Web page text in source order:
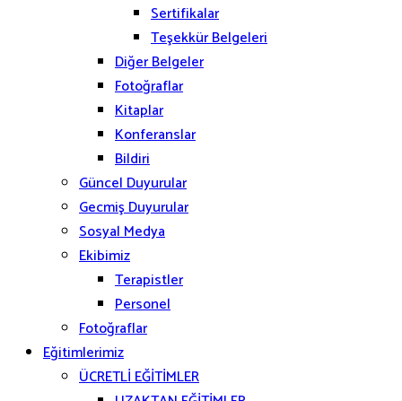
Sertifikalar
Teşekkür Belgeleri
Diğer Belgeler
Fotoğraflar
Kitaplar
Konferanslar
Bildiri
Güncel Duyurular
Gecmiş Duyurular
Sosyal Medya
Ekibimiz
Terapistler
Personel
Fotoğraflar
Eğitimlerimiz
ÜCRETLİ EĞİTİMLER